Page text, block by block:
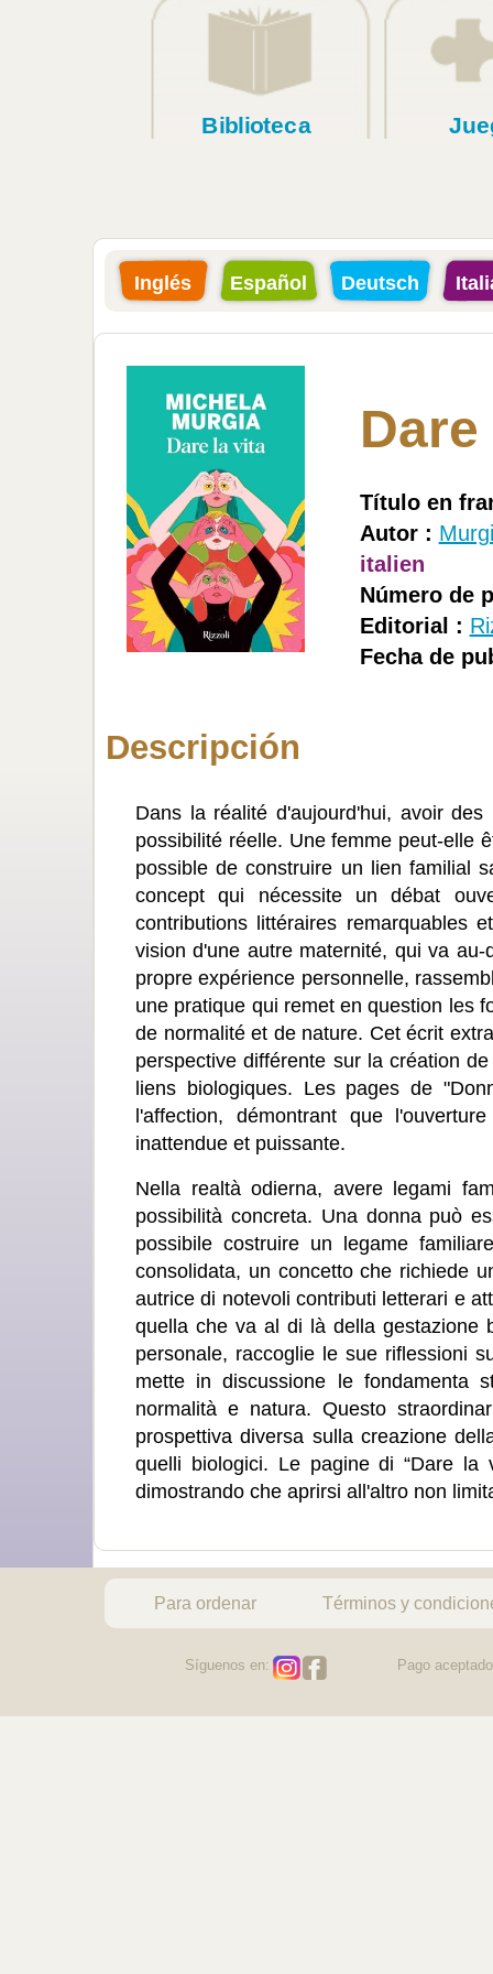
Biblioteca
Inglés Español Deutsch
Título en
Autor :
italien
Número de
Editorial :
Fecha de
Descripción
Dans la réalité d'aujourd'hui, avoir
possibilité réelle. Une femme peut-elle
possible de construire un lien familial
concept qui nécessite un débat
contributions littéraires remarquables
vision d'une autre maternité, qui va
propre expérience personnelle,
une pratique qui remet en question les
de normalité et de nature. Cet écrit
perspective différente sur la création
liens biologiques. Les pages de
l'affection, démontrant que
inattendue et puissante.
Nella realtà odierna, avere legami
possibilità concreta. Una donna può
possibile costruire un legame
consolidata, un concetto che richiede
autrice di notevoli contributi letterari e
quella che va al di là della gestazione
personale, raccoglie le sue riflessioni
mette in discussione le fondamenta
normalità e natura. Questo
prospettiva diversa sulla creazione
quelli biologici. Le pagine di “Dare la
dimostrando che aprirsi all'altro non
Para ordenar Términos y
Síguenos en: Pago